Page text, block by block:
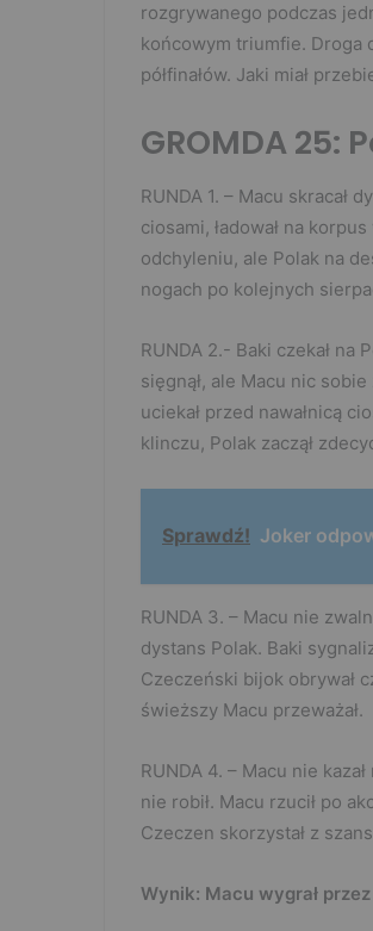
rozgrywanego podczas
końcowym triumfie. Droga
półfinałów. Jaki miał
GROMDA 25:
RUNDA 1. – Macu skracał
ciosami, ładował na
odchyleniu, ale Polak na
nogach po kolejnych
RUNDA 2.- Baki czekał
sięgnął, ale Macu nic
uciekał przed nawałnicą
klinczu, Polak zaczął
Sprawdź! Joker
RUNDA 3. – Macu nie
dystans Polak. Baki
Czeczeński bijok obrywał
świeższy Macu przeważał.
RUNDA 4. – Macu nie
nie robił. Macu rzucił po
Czeczen skorzystał z
Wynik: Macu wygrał